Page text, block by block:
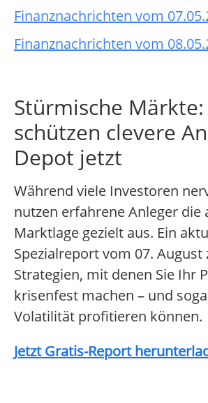
Finanznachrichten vom
Finanznachrichten vom
Stürmische Märkte:
schützen clevere
Depot jetzt
Während viele Investoren
nutzen erfahrene Anleger die
Marktlage gezielt aus. Ein
Spezialreport vom 07. August
Strategien, mit denen Sie Ihr
krisenfest machen – und
Volatilität profitieren können.
Jetzt Gratis-Report